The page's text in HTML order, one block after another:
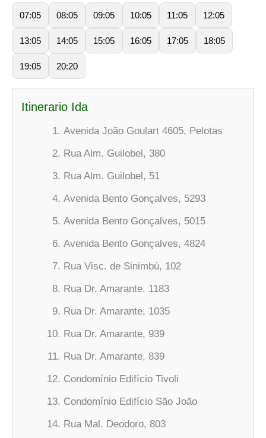
07:05 08:05 09:05 10:05 11:05 12:05
13:05 14:05 15:05 16:05 17:05 18:05
19:05 20:20
Itinerario Ida
Avenida João Goulart 4605, Pelotas
Rua Alm. Guilobel, 380
Rua Alm. Guilobel, 51
Avenida Bento Gonçalves, 5293
Avenida Bento Gonçalves, 5015
Avenida Bento Gonçalves, 4824
Rua Visc. de Sinimbú, 102
Rua Dr. Amarante, 1183
Rua Dr. Amarante, 1035
Rua Dr. Amarante, 939
Rua Dr. Amarante, 839
Condomínio Edifício Tivoli
Condomínio Edifício São João
Rua Mal. Deodoro, 803